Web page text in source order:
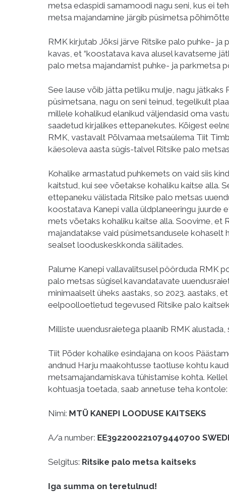
metsa edaspidi samamoodi nagu seni, kus ei
metsa majandamine järgib püsimetsa
RMK kirjutab Jõksi järve Ritsike palo puhke- ja
kavas, et “koostatava kava alusel kavatseme
palo metsa majandamist puhke- ja parkmetsa
See lause võib jätta petliku mulje, nagu jätkaks
püsimetsana, nagu on seni teinud, tegelikult
millele kohalikud elanikud väljendasid oma
saadetud kirjalikes ettepanekutes. Kõigest
RMK, vastavalt Põlvamaa metsaülema Tiit
käesoleva aasta sügis-talvel Ritsike palo
Kohalike armastatud puhkemets on vaid siis
kaitstud, kui see võetakse kohaliku kaitse alla.
ettepaneku välistada Ritsike palo metsas
koostatava Kanepi valla üldplaneeringu juurde
mets võetaks kohaliku kaitse alla. Soovime, et
majandatakse vaid püsimetsandusele kohaselt
sealset looduskeskkonda säilitades.
Palume Kanepi vallavalitsusel pöörduda RMK
palo metsas sügisel kavandatavate
minimaalselt üheks aastaks, so 2023. aastaks,
eelpoolloetletud tegevused Ritsike palo
Milliste uuendusraietega plaanib RMK alustada,
Tiit Põder kohalike esindajana on koos
andnud Harju maakohtusse taotluse kohtu
metsamajandamiskava tühistamise kohta.
kohtuasja toetada, saab annetuse teha kontole:
Nimi: MTÜ KANEPI LOODUSE KAITSEKS
A/a number: EE392200221079440700
Selgitus: Ritsike palo metsa kaitseks
Iga summa on teretulnud!